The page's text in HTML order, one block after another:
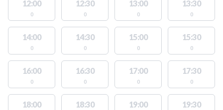
12:00
0
12:30
0
13:00
0
13:30
0
14:00
0
14:30
0
15:00
0
15:30
0
16:00
0
16:30
0
17:00
0
17:30
0
18:00 18:30 19:00 19:30